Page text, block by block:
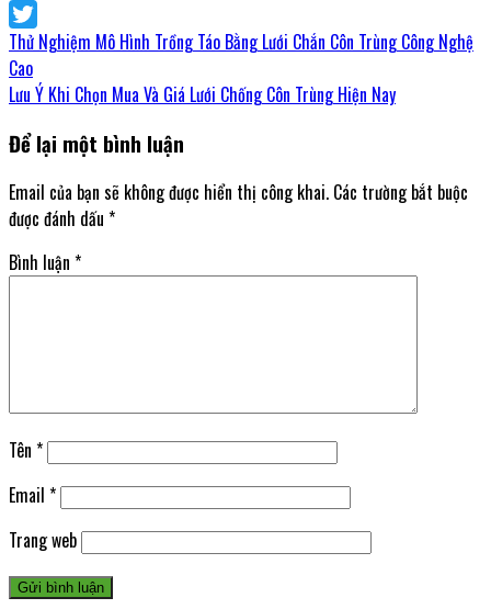
Facebook
Twitter
Thử Nghiệm Mô Hình Trồng Táo Bằng Lưới Chắn Côn Trùng Công Nghệ
Cao
Lưu Ý Khi Chọn Mua Và Giá Lưới Chống Côn Trùng Hiện Nay
Để lại một bình luận
Email của bạn sẽ không được hiển thị công khai. Các trường bắt buộc
được đánh dấu *
Bình luận *
Tên *
Email *
Trang web